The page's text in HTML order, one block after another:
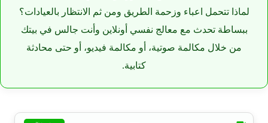
لماذا تتحمل اعباء وزحمة الطريق ومن ثم الانتظار بالعيادات؟
ببساطة تحدث مع معالج نفسي أونلاين وأنت جالس في بيتك
من خلال مكالمة صوتية، أو مكالمة فيديو، أو حتى محادثة
كتابية.